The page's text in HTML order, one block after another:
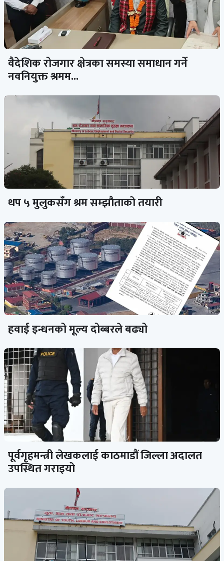
वैदेशिक रोजगार क्षेत्रका समस्या समाधान गर्ने
नवनियुक्त श्रमम...
थप ५ मुलुकसँग श्रम सम्झौताको तयारी
हवाई इन्धनको मूल्य दोब्बरले बढ्यो
पूर्वगृहमन्त्री लेखकलाई काठमाडौं जिल्ला अदालत
उपस्थित गराइयो